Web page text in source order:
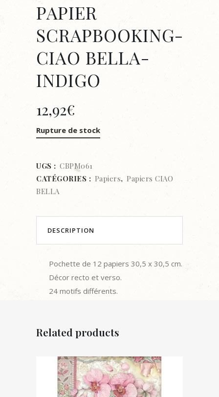
PAPIER
SCRAPBOOKING-
CIAO BELLA-
INDIGO
12,92€
Rupture de stock
UGS : CBPM061
CATÉGORIES : Papiers, Papiers CIAO
BELLA
DESCRIPTION
Pochette de 12 papiers 30,5 x 30,5 cm.
Décor recto et verso.
24 motifs différents.
Related products